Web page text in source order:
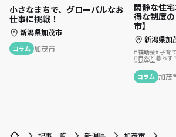
小さなまちで、グローバルなお
仕事に挑戦！
新潟県加茂市
コラム 加茂市
閑静な住
得な制度
市】
新潟県加
補助金 子育て
自然と暮らす
加茂市
コラム 加茂